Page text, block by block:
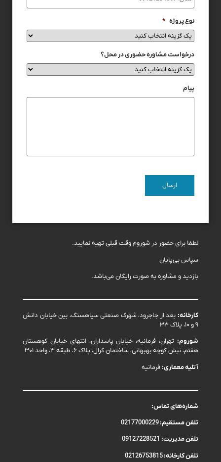
نوع پروژه *
درخواست مشاوره حضوری در محل؟
پیام
لطفا برای حضور در شوروم وقت قبلی تهیه نمایید.
سپاس بی‌پایان
بازدید و مشاوره به صورت رایگان می‌باشد.
کارخانه: بعد از جاجرود، شهرک صنعتی سیاهسنگ، بین خیابان دانش
۹ و ۱۰، پلاک ۳۳
شوروم: تهران، فرمانیه، خیابان پاسداران، انتهای خیابان کوهستان
هفتم، نبش کوچه بهبهانی، ساختمان کرال، پلاک ۶، طبقه ۳، واحد ۳۰۱
آتلیه معماری: فرمانیه
شماره‌های تماس:
تلفن مستقیم:02177000229
تلفن مدیریت: 09127228521
تلفن کارخانه:02126753815